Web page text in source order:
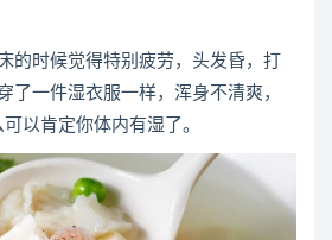
时候觉得特别疲劳，头发昏，打
了一件湿衣服一样，浑身不清爽，
以肯定你体内有湿了。